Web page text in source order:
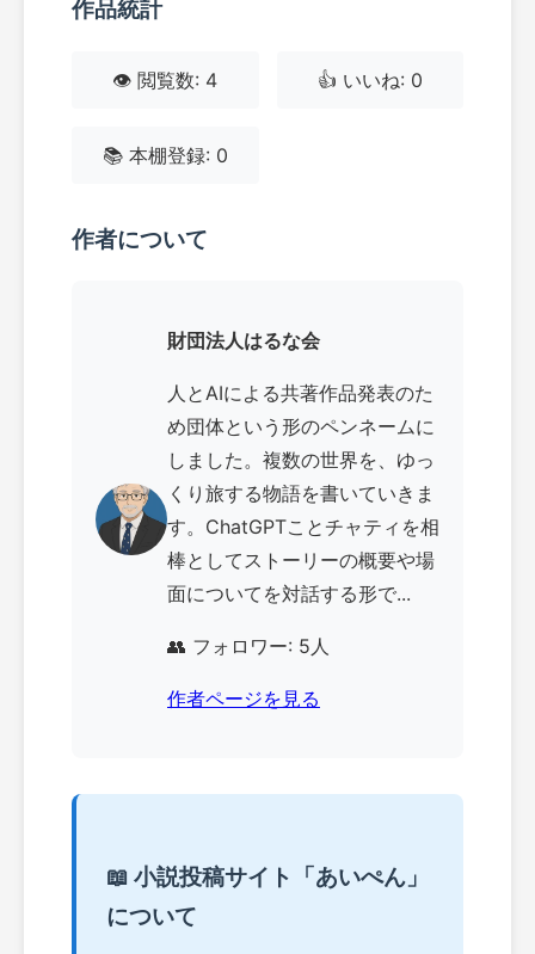
作品統計
👁️ 閲覧数: 4 👍 いいね: 0
📚 本棚登録: 0
作者について
財団法人はるな会
人とAIによる共著作品発表のた
め団体という形のペンネームに
しました。複数の世界を、ゆっ
くり旅する物語を書いていきま
す。ChatGPTことチャティを相
棒としてストーリーの概要や場
面についてを対話する形で...
👥 フォロワー: 5人
作者ページを見る
📖 小説投稿サイト「あいぺん」
について